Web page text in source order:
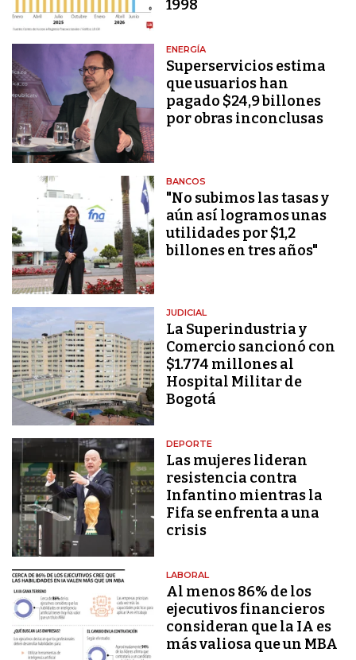
1998
ENERGÍA
Superservicios estima
que usuarios han
pagado $24,9 billones
por obras inconclusas
BANCOS
"No subimos las tasas y
aún así logramos unas
utilidades por $1,2
billones en tres años"
JUDICIAL
La Superindustria y
Comercio sancionó con
$1.774 millones al
Hospital Militar de
Bogotá
DEPORTE
Las mujeres lideran
resistencia contra
Infantino mientras la
Fifa se enfrenta a una
crisis
LABORAL
Al menos 86% de los
ejecutivos financieros
consideran que la IA es
más valiosa que un MBA